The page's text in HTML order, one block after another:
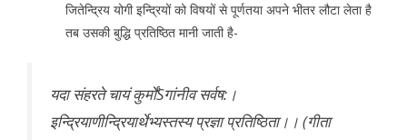
जितेन्द्रिय योगी इन्द्रियों को विषयों से पूर्णतया अपने भीतर लौटा लेता है
तब उसकी बुद्धि प्रतिष्ठित मानी जाती है-
यदा संहरते चायं कुर्मोंSगांनीव सर्वष:।
इन्द्रियाणीन्द्रियार्थेभ्यस्तस्य प्रज्ञा प्रतिष्ठिता।। (गीता